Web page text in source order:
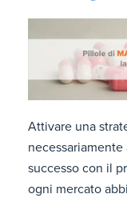
Attivare una
successo con il
ogni mercato